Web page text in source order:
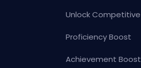
Unlock Competitive
Proficiency Boost
Achievement Boost